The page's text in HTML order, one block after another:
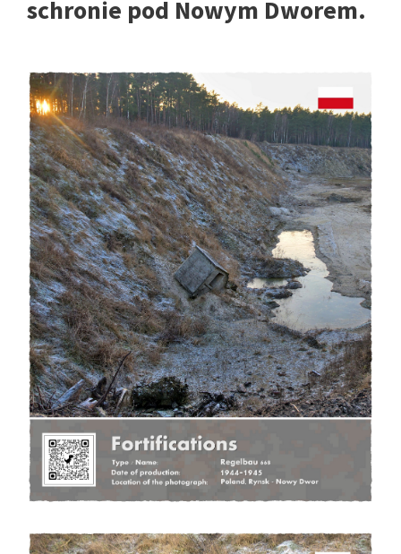
schronie pod Nowym Dworem.